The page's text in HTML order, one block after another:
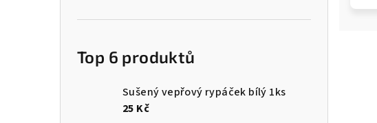
Top 6 produktů
Sušený vepřový rypáček bílý 1ks
25 Kč